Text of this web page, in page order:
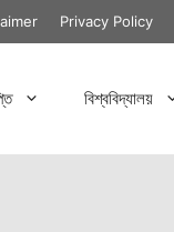
Privacy Policy
বিশ্ববিদ্যালয়